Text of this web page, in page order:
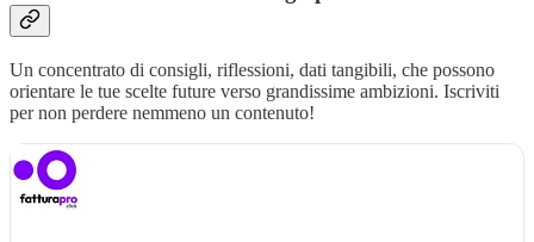
Un concentrato di consigli, riflessioni, dati tangibili, che possono
orientare le tue scelte future verso grandissime ambizioni. Iscriviti
per non perdere nemmeno un contenuto!